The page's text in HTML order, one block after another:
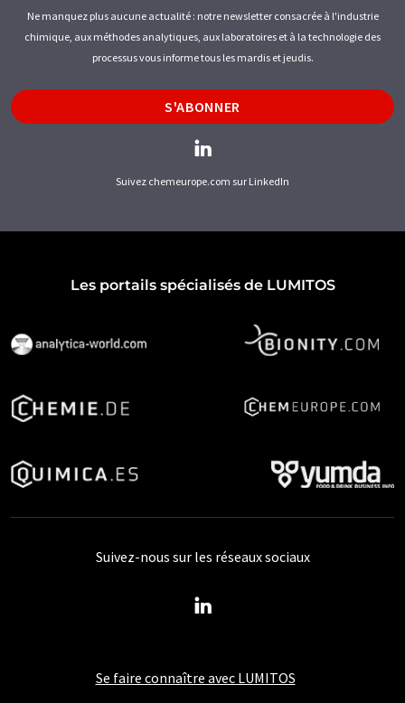
Ne manquez plus aucune actualité : notre newsletter consacrée à l'industrie
chimique, aux méthodes analytiques, aux laboratoires et à la technologie des
processus vous informe tous les mardis et jeudis.
S'ABONNER
Suivez chemeurope.com sur LinkedIn
Les portails spécialisés de LUMITOS
Se faire connaître avec LUMITOS
Suivez-nous sur les réseaux sociaux